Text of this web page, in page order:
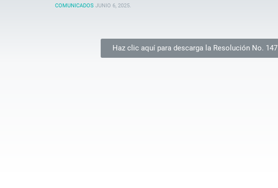
COMUNICADOS JUNIO 6, 2025.
Haz clic aquí para descarga la Resolución No. 147